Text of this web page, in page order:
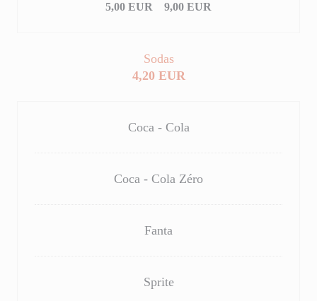
5,00 EUR 9,00 EUR
Sodas
4,20 EUR
Coca - Cola
Coca - Cola Zéro
Fanta
Sprite